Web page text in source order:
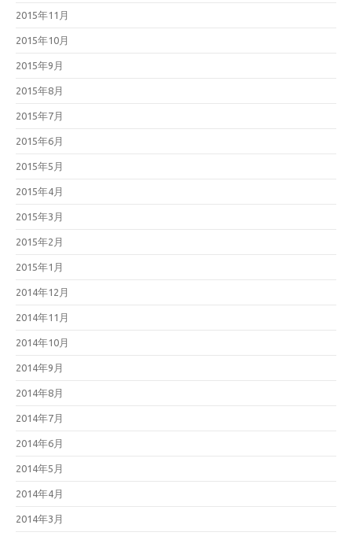
2015年11月
2015年10月
2015年9月
2015年8月
2015年7月
2015年6月
2015年5月
2015年4月
2015年3月
2015年2月
2015年1月
2014年12月
2014年11月
2014年10月
2014年9月
2014年8月
2014年7月
2014年6月
2014年5月
2014年4月
2014年3月